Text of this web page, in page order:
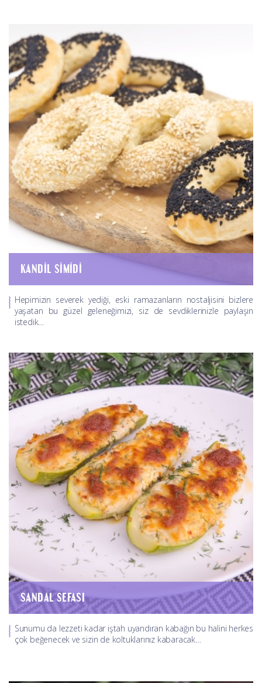
KANDIL SIMIDI
Hepimizin severek yediği, eski ramazanların nostaljisini bizlere
yaşatan bu güzel geleneğimizi, siz de sevdiklerinizle paylaşın
istedik…
SANDAL SEFASI
Sunumu da lezzeti kadar iştah uyandıran kabağın bu halini herkes
çok beğenecek ve sizin de koltuklarınız kabaracak…